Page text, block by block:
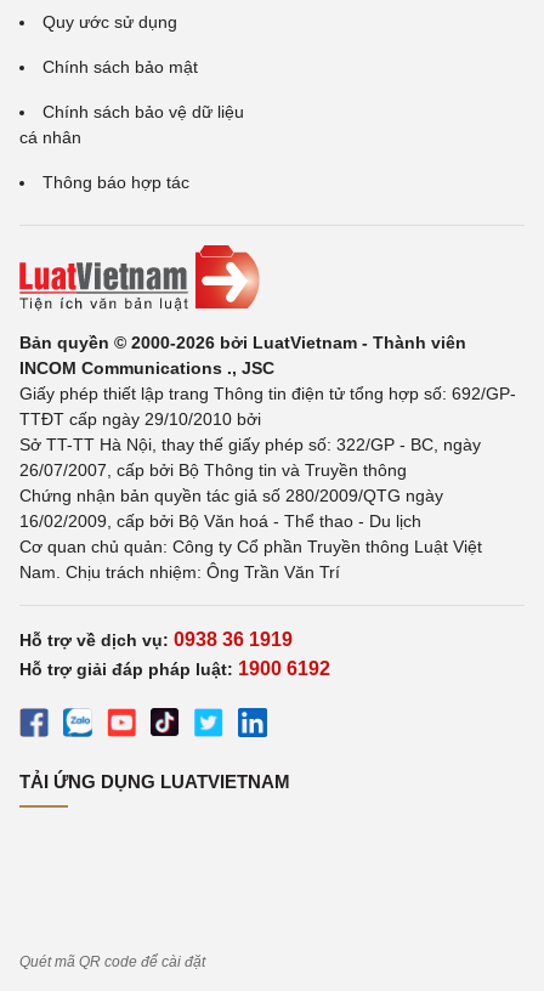
Quy ước sử dụng
Chính sách bảo mật
Chính sách bảo vệ dữ liệu
cá nhân
Thông báo hợp tác
Bản quyền © 2000-2026 bởi LuatVietnam - Thành viên
INCOM Communications ., JSC
Giấy phép thiết lập trang Thông tin điện tử tổng hợp số: 692/GP-
TTĐT cấp ngày 29/10/2010 bởi
Sở TT-TT Hà Nội, thay thế giấy phép số: 322/GP - BC, ngày
26/07/2007, cấp bởi Bộ Thông tin và Truyền thông
Chứng nhận bản quyền tác giả số 280/2009/QTG ngày
16/02/2009, cấp bởi Bộ Văn hoá - Thể thao - Du lịch
Cơ quan chủ quản: Công ty Cổ phần Truyền thông Luật Việt
Nam. Chịu trách nhiệm: Ông Trần Văn Trí
Hỗ trợ về dịch vụ: 0938 36 1919
Hỗ trợ giải đáp pháp luật: 1900 6192
TẢI ỨNG DỤNG LUATVIETNAM
Quét mã QR code để cài đặt